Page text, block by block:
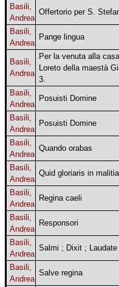
Basili,
Andrea
Offertorio per S.
Basili,
Andrea
Pange lingua
Basili,
Andrea
Per la venuta alla
Loreto della maestà
3.
Basili,
Andrea
Posuisti Domine
Basili,
Andrea
Posuisti Domine
Basili,
Andrea
Quando orabas
Basili,
Andrea
Quid gloriaris in malitia
Basili,
Andrea
Regina caeli
Basili,
Andrea
Responsori
Basili,
Andrea
Salmi ; Dixit ; Laudate
Basili,
Andrea
Salve regina